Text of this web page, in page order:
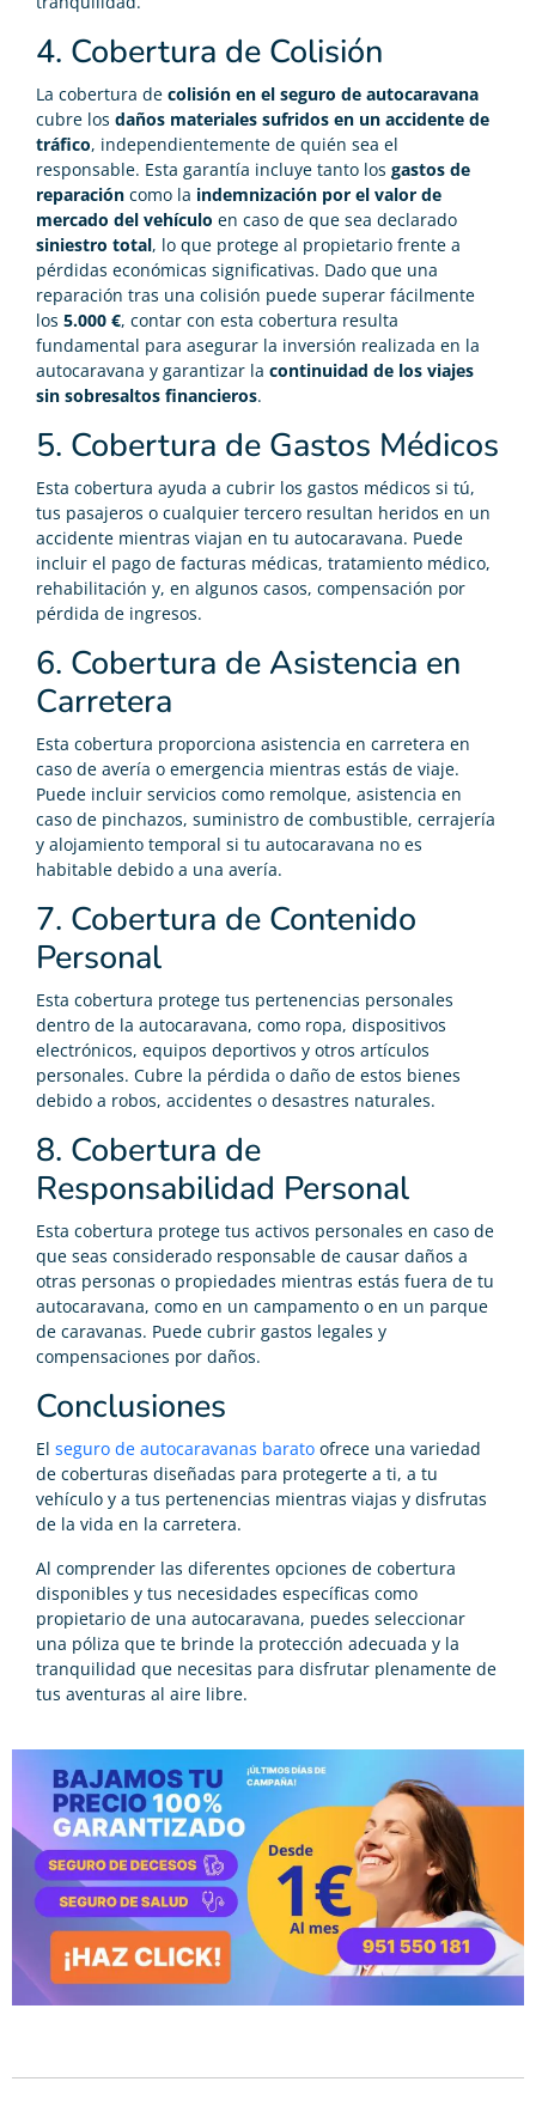
4. Cobertura de Colisión
La cobertura de colisión en el seguro de autocaravana
cubre los daños materiales sufridos en un accidente de
tráfico, independientemente de quién sea el
responsable. Esta garantía incluye tanto los gastos de
reparación como la indemnización por el valor de
mercado del vehículo en caso de que sea declarado
siniestro total, lo que protege al propietario frente a
pérdidas económicas significativas. Dado que una
reparación tras una colisión puede superar fácilmente
los 5.000 €, contar con esta cobertura resulta
fundamental para asegurar la inversión realizada en la
autocaravana y garantizar la continuidad de los viajes
sin sobresaltos financieros.
5. Cobertura de Gastos Médicos
Esta cobertura ayuda a cubrir los gastos médicos si tú,
tus pasajeros o cualquier tercero resultan heridos en un
accidente mientras viajan en tu autocaravana. Puede
incluir el pago de facturas médicas, tratamiento médico,
rehabilitación y, en algunos casos, compensación por
pérdida de ingresos.
6. Cobertura de Asistencia en
Carretera
Esta cobertura proporciona asistencia en carretera en
caso de avería o emergencia mientras estás de viaje.
Puede incluir servicios como remolque, asistencia en
caso de pinchazos, suministro de combustible, cerrajería
y alojamiento temporal si tu autocaravana no es
habitable debido a una avería.
7. Cobertura de Contenido
Personal
Esta cobertura protege tus pertenencias personales
dentro de la autocaravana, como ropa, dispositivos
electrónicos, equipos deportivos y otros artículos
personales. Cubre la pérdida o daño de estos bienes
debido a robos, accidentes o desastres naturales.
8. Cobertura de
Responsabilidad Personal
Esta cobertura protege tus activos personales en caso de
que seas considerado responsable de causar daños a
otras personas o propiedades mientras estás fuera de tu
autocaravana, como en un campamento o en un parque
de caravanas. Puede cubrir gastos legales y
compensaciones por daños.
Conclusiones
El seguro de autocaravanas barato ofrece una variedad
de coberturas diseñadas para protegerte a ti, a tu
vehículo y a tus pertenencias mientras viajas y disfrutas
de la vida en la carretera.
Al comprender las diferentes opciones de cobertura
disponibles y tus necesidades específicas como
propietario de una autocaravana, puedes seleccionar
una póliza que te brinde la protección adecuada y la
tranquilidad que necesitas para disfrutar plenamente de
tus aventuras al aire libre.